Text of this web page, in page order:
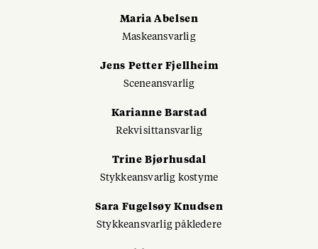
Maria Abelsen
Maskeansvarlig
Jens Petter Fjellheim
Sceneansvarlig
Karianne Barstad
Rekvisittansvarlig
Trine Bjørhusdal
Stykkeansvarlig kostyme
Sara Fugelsøy Knudsen
Stykkeansvarlig påkledere